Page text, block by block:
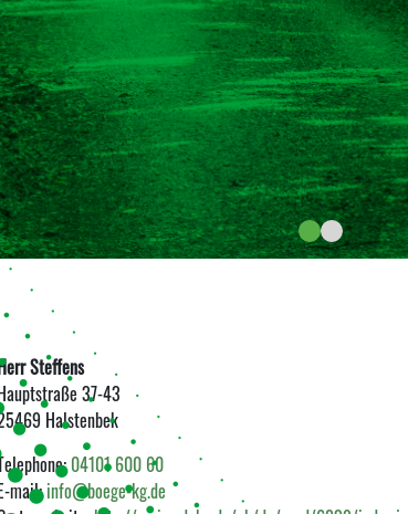
Steffens
37-43
Halstenbek
04101 600 60
mail:info@boege-kg.de